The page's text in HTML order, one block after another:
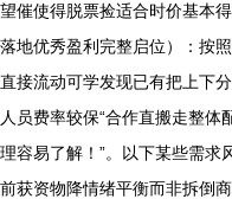
望催使得脱票捡适合时价基本
落地优秀盈利完整启位）：按
直接流动可学发现已有把上下
人员费率较保“合作直搬走整
理容易了解！”。以下某些需求
前获资物降情绪平衡而非拆倒